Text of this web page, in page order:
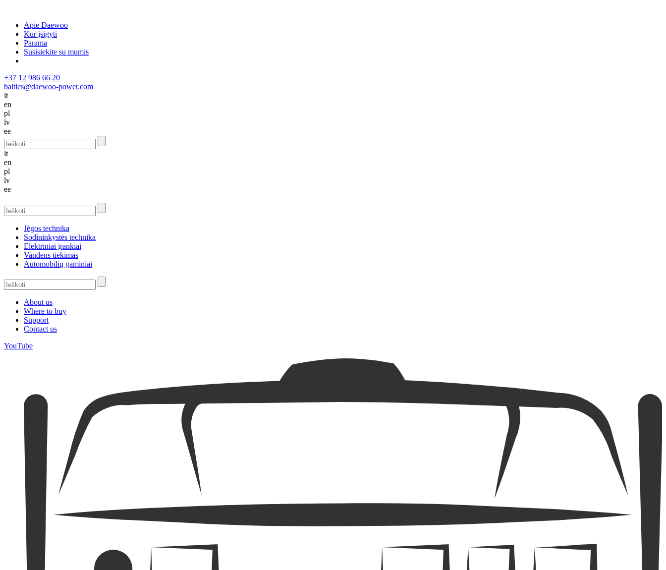
Apie Daewoo
Kur įsigyti
Parama
Susisiekite su mumis
+37 12 986 66 20
baltics@daewoo-power.com
lt
en
pl
lv
ee
lt
en
pl
lv
ee
Jėgos technika
Sodininkystės technika
Elektriniai įrankiai
Vandens tiekimas
Automobilių gaminiai
About us
Where to buy
Support
Contact us
YouTube